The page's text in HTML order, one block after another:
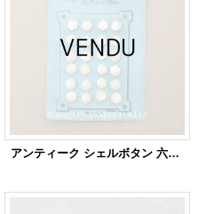
アンティーク シェルボタン 六角形 8mm 20ピース